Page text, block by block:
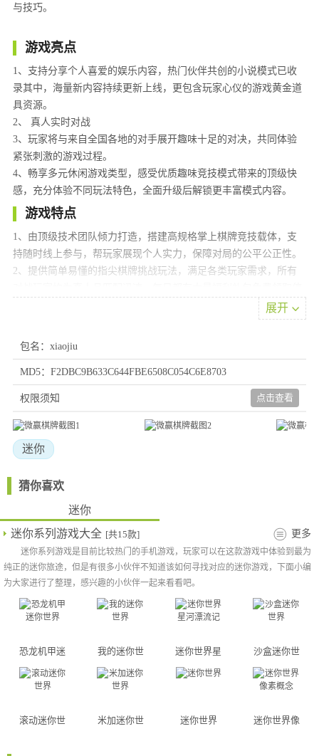
与技巧。
游戏亮点
1、支持分享个人喜爱的娱乐内容，热门伙伴共创的小说模式已收
录其中，海量新内容持续更新上线，更包含玩家心仪的游戏黄金道
具资源。
2、 真人实时对战
3、玩家将与来自全国各地的对手展开趣味十足的对决，共同体验
紧张刺激的游戏过程。
4、畅享多元休闲游戏类型，感受优质趣味竞技模式带来的顶级快
感，充分体验不同玩法特色，全面升级后解锁更丰富模式内容。
游戏特点
1、由顶级技术团队倾力打造，搭建高规格掌上棋牌竞技载体，支
持随时线上参与，帮玩家展现个人实力，保障对局的公平公正性。
2、提供简单易懂的指尖棋牌挑战玩法，满足各类玩家需求，所有
3、采用智能匹配系统快速开启对局，无需繁琐准备即可轻松对
战，数秒内即可进入棋牌竞技
4、这是一款全新正规且充满竞技娱乐趣味的优质平台，每日参与
比赛都能收获大量筹码奖励。
游戏魅力
1、零门槛参与，丰富游戏资源任你选择，随时随地开启竞技，感
受与众不同的棋牌乐趣。棋牌游戏优点
2、采用精致细腻的美术风格打造视觉体验，汇聚海量棋牌项目供
3、操作设计精巧，赛事紧张刺激，等级划分清晰，带来全新感
4、玩家能随时与各地棋牌高手实时互动，通过连麦或文字分享对
局心得、宣泄情绪，和真人同台PK感受最鲜活的对战氛围。
展开
包名：xiaojiu
MD5：F2DBC9B633C644FBE6508C054C6E8703
权限须知 点击查看
迷你
猜你喜欢
迷你
迷你系列游戏大全 [共15款] 更多
迷你系列游戏是目前比较热门的手机游戏，玩家可以在这款游戏中体验到最为
纯正的迷你旅途，但是有很多小伙伴不知道该如何寻找对应的迷你游戏，下面小编
为大家进行了整理，感兴趣的小伙伴一起来看看吧。
恐龙机甲迷
我的迷你世
迷你世界星
沙盒迷你世
滚动迷你世
米加迷你世
迷你世界
迷你世界像